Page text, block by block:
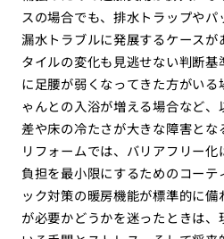
スの場合でも、排水トラップや
漏水トラブルに発展するケース
タイルの変化も見逃せない判断
に足腰が弱くなってきた方がい
ゃんとの入浴が増える場合など
差や床の冷たさが大きな障害と
リフォームでは、バリアフリー
負担を最小限にするためのコーテ
ック対策の暖房機能が標準的に
が必要かどうかを迷ったときは